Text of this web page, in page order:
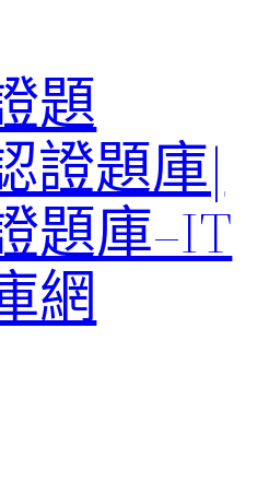
題
證題庫|
題庫–IT
網